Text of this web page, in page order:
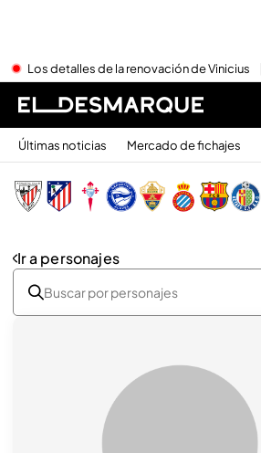
Los detalles de la renovación de Vinicius
Últimas noticias Mercado de fichajes
Ir a personajes